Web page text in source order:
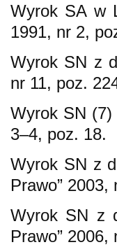
Wyrok SA w
1991, nr 2,
Wyrok SN z
nr 11, poz.
Wyrok SN (7)
3–4, poz. 18.
Wyrok SN z
Prawo” 2003,
Wyrok SN z
Prawo” 2006,